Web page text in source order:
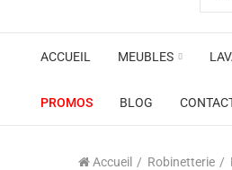
ACCUEIL MEUBLES
PROMOS BLOG
Accueil Robinetterie